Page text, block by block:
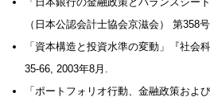
（日本公認会計士協会京滋会） 第358
「資本構造と投資水準の変動」『社会
35-66, 2003年8月.
「ポートフォリオ行動、金融政策およ